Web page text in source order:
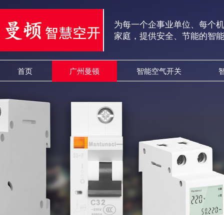
为每一个企事业单位、每个
家庭，提供安全、节能的智
首页 广州曼顿 智能空气开关